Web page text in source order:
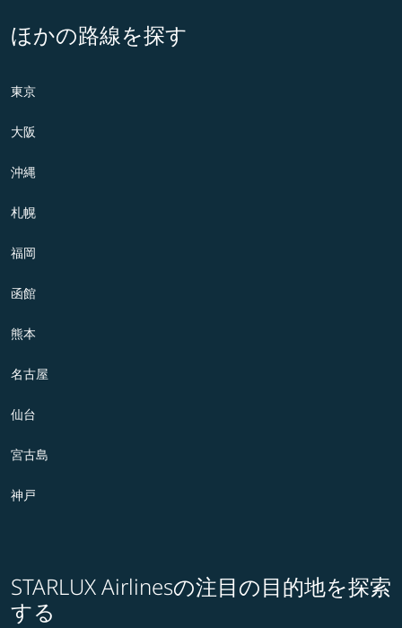
ほかの路線を探す
東京
大阪
沖縄
札幌
福岡
函館
熊本
名古屋
仙台
宮古島
神戸
STARLUX Airlinesの注目の目的地を探索
する